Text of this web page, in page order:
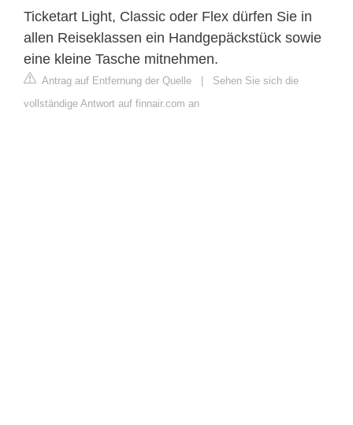
Ticketart Light, Classic oder Flex dürfen Sie in
allen Reiseklassen ein Handgepäckstück sowie
eine kleine Tasche mitnehmen.
Antrag auf Entfernung der Quelle | Sehen Sie sich die
vollständige Antwort auf finnair.com an